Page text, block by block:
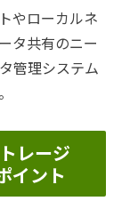
やローカルネ
タ共有のニー
管理システム
レージ
イント